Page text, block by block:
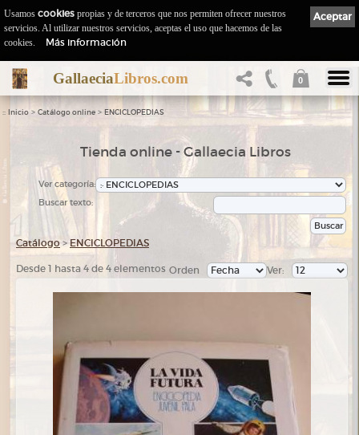
GallaeciaLibros.com 0
:: Inicio > Catálogo online > ENCICLOPEDIAS
Tienda online - Gallaecia Libros
Ver categoría:
Buscar texto:
Catálogo >ENCICLOPEDIAS
Desde 1 hasta 4 de 4 elementos Ver:
Orden
Aceptar
Usamos cookies propias y de terceros que nos permiten ofrecer nuestros
servicios. Al utilizar nuestros servicios, aceptas el uso que hacemos de las
cookies.
Más información